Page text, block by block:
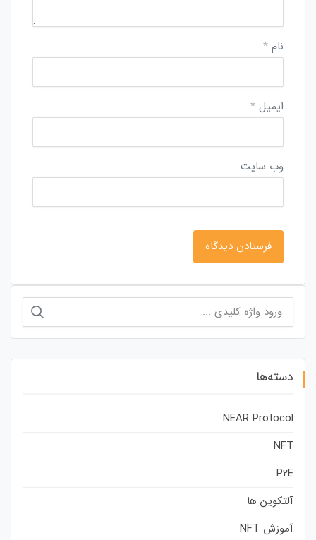
نام *
ایمیل *
وب‌ سایت
برای:
دسته‌ها
NEAR Protocol
NFT
P2E
آلتکوین ها
آموزش NFT